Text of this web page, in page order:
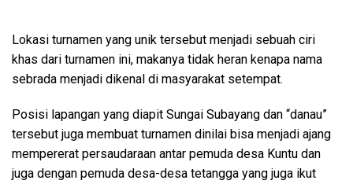
Lokasi turnamen yang unik tersebut menjadi sebuah ciri
khas dari turnamen ini, makanya tidak heran kenapa nama
sebrada menjadi dikenal di masyarakat setempat.
Posisi lapangan yang diapit Sungai Subayang dan “danau”
tersebut juga membuat turnamen dinilai bisa menjadi ajang
mempererat persaudaraan antar pemuda desa Kuntu dan
juga dengan pemuda desa-desa tetangga yang juga ikut